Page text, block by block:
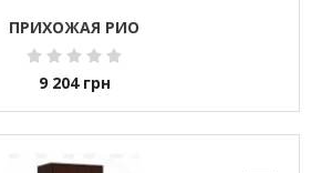
ПРИХОЖАЯ РИО
9 204 грн